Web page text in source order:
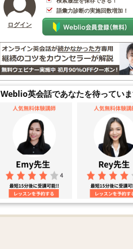
ログイン
語彙力診断の実施回数増加！
Weblio英会話であなたを待っていま